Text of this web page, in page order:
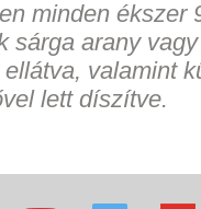
minden ékszer
sárga arany
valamint
lett díszítve.